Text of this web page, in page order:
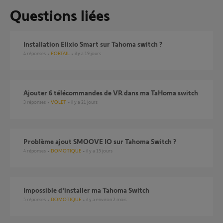
Questions liées
Installation Elixio Smart sur Tahoma switch ?
4 réponses PORTAIL il y a 19 jours
Ajouter 6 télécommandes de VR dans ma TaHoma switch
3 réponses VOLET il y a 21 jours
Problème ajout SMOOVE IO sur Tahoma Switch ?
4 réponses DOMOTIQUE il y a 15 jours
Impossible d'installer ma Tahoma Switch
5 réponses DOMOTIQUE il y a environ 2 mois